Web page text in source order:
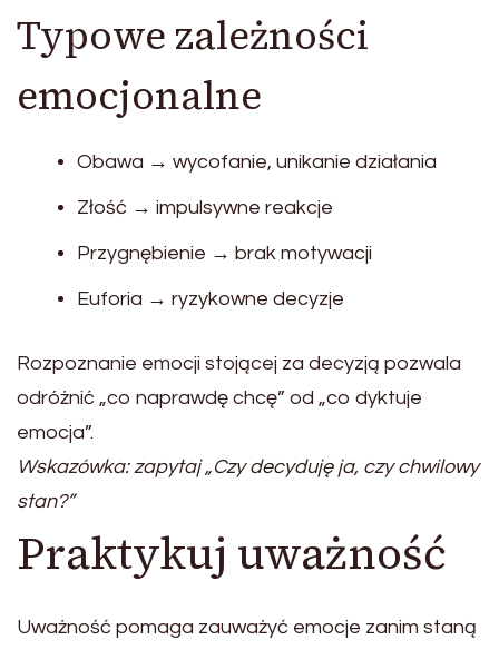
Typowe zależności
emocjonalne
Obawa → wycofanie, unikanie działania
Złość → impulsywne reakcje
Przygnębienie → brak motywacji
Euforia → ryzykowne decyzje
Rozpoznanie emocji stojącej za decyzją pozwala
odróżnić „co naprawdę chcę” od „co dyktuje
emocja”.
Wskazówka: zapytaj „Czy decyduję ja, czy chwilowy
stan?”
Praktykuj uważność
Uważność pomaga zauważyć emocje zanim staną